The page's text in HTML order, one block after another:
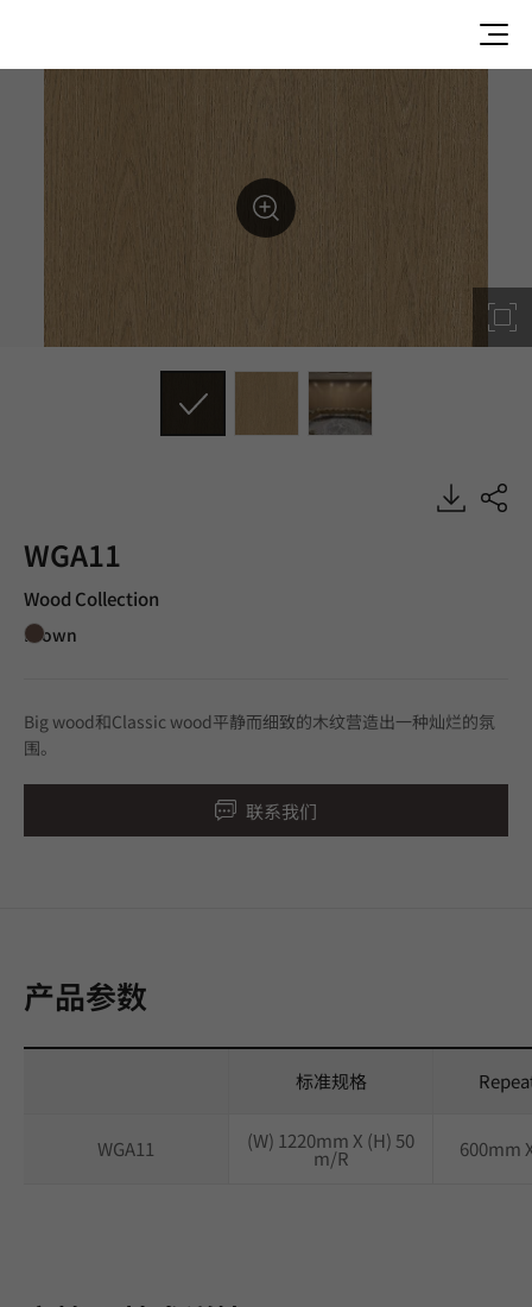
WGA11
Wood Collection
Brown
Big wood和Classic wood平静而细致的木纹营造出一种灿烂的氛
围。
联系我们
产品参数
标准规格
WGA11 (W) 1220mm X (H) 50
m/R 600mm